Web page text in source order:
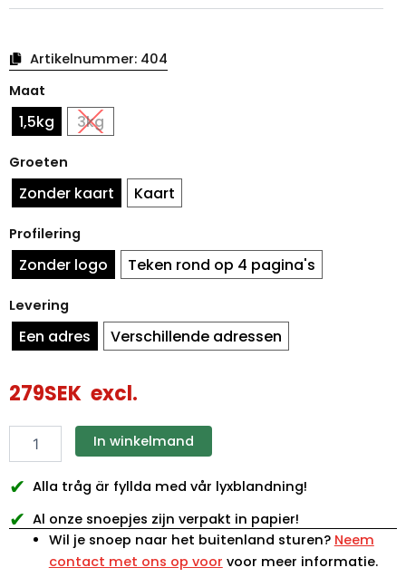
Artikelnummer: 404
Maat
1,5kg 3kg
Groeten
Zonder kaart Kaart
Profilering
Zonder logo Teken rond op 4 pagina's
Levering
Een adres Verschillende adressen
279SEK excl.
rogge
rood
hoeveelheid
In winkelmand
✔ Alla tråg är fyllda med vår lyxblandning!
✔ Al onze snoepjes zijn verpakt in papier!
Wil je snoep naar het buitenland sturen? Neem
contact met ons op voor voor meer informatie.